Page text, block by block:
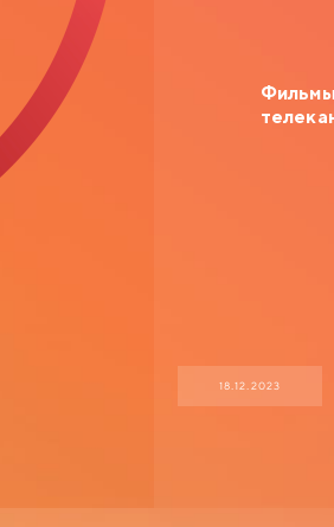
Фильмы
18.12.2023